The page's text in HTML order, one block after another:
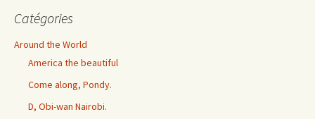
Catégories
Around the World
America the beautiful
Come along, Pondy.
D, Obi-wan Nairobi.